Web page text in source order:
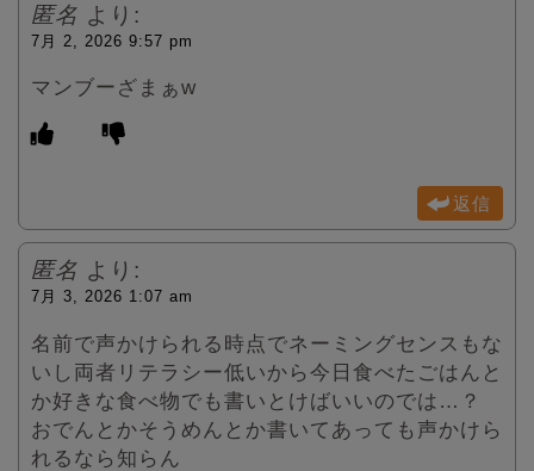
匿名 より:
7月 2, 2026 9:57 pm
マンブーざまぁw
返信
匿名 より:
7月 3, 2026 1:07 am
名前で声かけられる時点でネーミングセンスもな
いし両者リテラシー低いから今日食べたごはんと
か好きな食べ物でも書いとけばいいのでは…？
おでんとかそうめんとか書いてあっても声かけら
れるなら知らん